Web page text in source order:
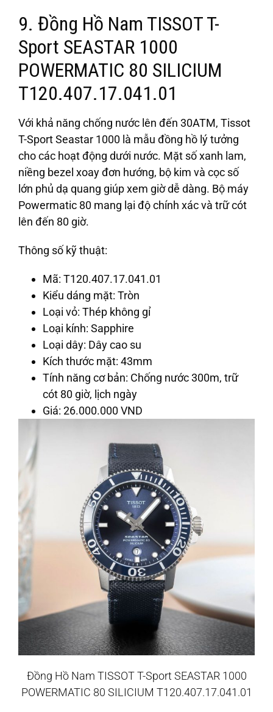
9. Đồng Hồ Nam TISSOT T-
Sport SEASTAR 1000
POWERMATIC 80 SILICIUM
T120.407.17.041.01
Với khả năng chống nước lên đến 30ATM, Tissot
T-Sport Seastar 1000 là mẫu đồng hồ lý tưởng
cho các hoạt động dưới nước. Mặt số xanh lam,
niềng bezel xoay đơn hướng, bộ kim và cọc số
lớn phủ dạ quang giúp xem giờ dễ dàng. Bộ máy
Powermatic 80 mang lại độ chính xác và trữ cót
lên đến 80 giờ.
Thông số kỹ thuật:
Mã: T120.407.17.041.01
Kiểu dáng mặt: Tròn
Loại vỏ: Thép không gỉ
Loại kính: Sapphire
Loại dây: Dây cao su
Kích thước mặt: 43mm
Tính năng cơ bản: Chống nước 300m, trữ
cót 80 giờ, lịch ngày
Giá: 26.000.000 VND
Đồng Hồ Nam TISSOT T-Sport SEASTAR 1000
POWERMATIC 80 SILICIUM T120.407.17.041.01